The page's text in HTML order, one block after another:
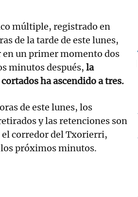
múltiple, registrado en
de la tarde de este lunes,
en un primer momento dos
minutos después,la
ha ascendido a tres.
de este lunes, los
y las retenciones son
corredor del Txorierri,
los próximos minutos.